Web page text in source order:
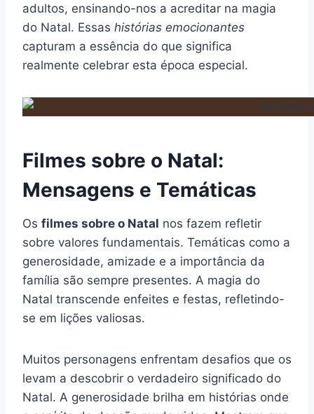
adultos, ensinando-nos a acreditar na magia
do Natal. Essas histórias emocionantes
capturam a essência do que significa
realmente celebrar esta época especial.
Filmes sobre o Natal:
Mensagens e Temáticas
Os filmes sobre o Natal nos fazem refletir
sobre valores fundamentais. Temáticas como a
generosidade, amizade e a importância da
família são sempre presentes. A magia do
Natal transcende enfeites e festas, refletindo-
se em lições valiosas.
Muitos personagens enfrentam desafios que os
levam a descobrir o verdadeiro significado do
Natal. A generosidade brilha em histórias onde